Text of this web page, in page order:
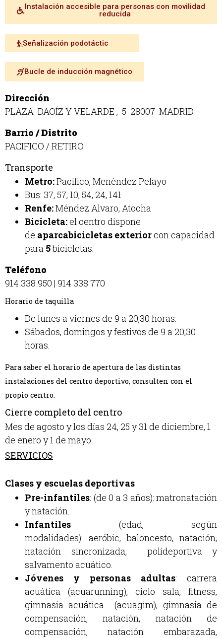
Instalación accesible para personas con movilidad
reducida
Señalización podotáctic
Bucle de inducción magnético
Dirección
PLAZA DAOÍZ Y VELARDE , 5 28007 MADRID
Barrio / Distrito
PACIFICO / RETIRO
Transporte
Metro:Pacífico, Menéndez Pelayo
Bus: 37, 57, 10, 54, 24, 141
Renfe:Méndez Alvaro, Atocha
Bicicleta:el centro dispone
de aparcabicicletas exteriorcon capacidad
para 5bicicletas.
Teléfono
914 338 950 | 914 338 770
Horario de taquilla
De lunes a viernes de 9 a 20,30 horas.
Sábados, domingos y festivos de 9 a 20,30
horas.
Para saber el horario de apertura de las distintas
instalaciones del centro deportivo, consulten con el
propio centro.
Cierre completo del centro
Mes de agosto y los días 24, 25 y 31 de diciembre, 1
de enero y 1 de mayo.
SERVICIOS
Clases y escuelas deportivas
Pre-infantiles: (de 0 a 3 años): matronatación
y natación.
Infantiles (edad, según
modalidades): aeróbic, baloncesto, natación,
natación sincronizada, polideportiva y
salvamento acuático.
Jóvenes y personas adultas: carrera
acuática (acuarunning), ciclo sala, fitness,
gimnasia acuática (acuagim), gimnasia de
compensación, natación, natación de
compensación, natación embarazada,